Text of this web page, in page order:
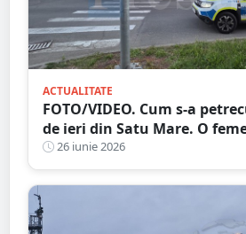
ACTUALITATE
FOTO/VIDEO. Cum s-a
de ieri din Satu Mare. O
spital
26 iunie 2026